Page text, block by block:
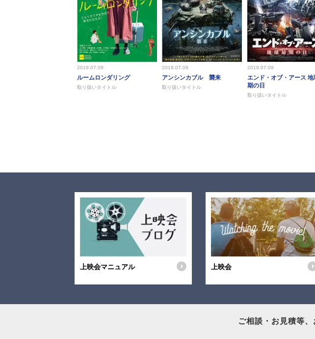
2019.07.09
ルームロンダリング
取り扱いタイトル
2019.07.09
アンシンカブル 襲来
取り扱いタイトル
2019.07.09
エンド・オブ・アース 地
期の日
取り扱いタイトル
上映会マニュアル 上映会
ご相談・お見積等、